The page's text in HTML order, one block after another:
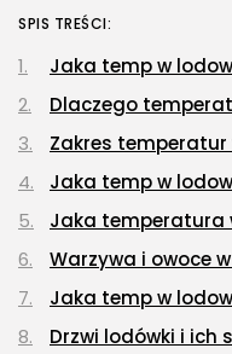
SPIS TREŚCI:
Jaka temp w
Dlaczego
Zakres temperatur
Jaka temp w
Jaka temperatura
Warzywa i owoce
Jaka temp w
Drzwi lodówki i